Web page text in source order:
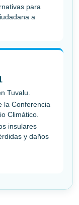
para
a
Tuvalu.
la Conferencia
Climático.
insulares
y daños